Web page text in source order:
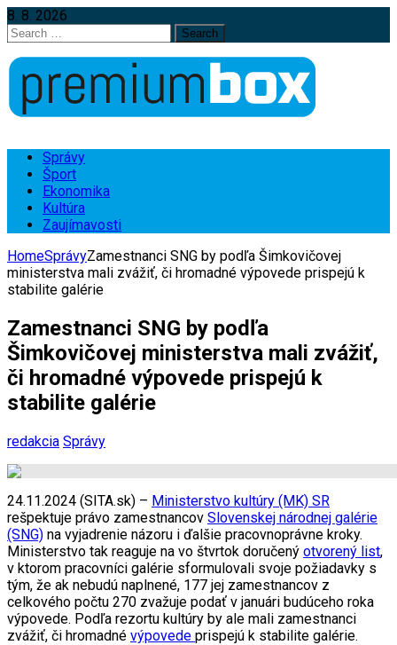
8. 8. 2026
Search
for:
Správy
Šport
Ekonomika
Kultúra
Zaujímavosti
HomeSprávyZamestnanci SNG by podľa Šimkovičovej
ministerstva mali zvážiť, či hromadné výpovede prispejú k
stabilite galérie
Zamestnanci SNG by podľa
Šimkovičovej ministerstva mali zvážiť,
či hromadné výpovede prispejú k
stabilite galérie
redakcia Správy
24.11.2024 (SITA.sk) – Ministerstvo kultúry (MK) SR
rešpektuje právo zamestnancov Slovenskej národnej galérie
(SNG) na vyjadrenie názoru i ďalšie pracovnoprávne kroky.
Ministerstvo tak reaguje na vo štvrtok doručený otvorený list,
v ktorom pracovníci galérie sformulovali svoje požiadavky s
tým, že ak nebudú naplnené, 177 jej zamestnancov z
celkového počtu 270 zvažuje podať v januári budúceho roka
výpovede. Podľa rezortu kultúry by ale mali zamestnanci
zvážiť, či hromadné výpovede prispejú k stabilite galérie.